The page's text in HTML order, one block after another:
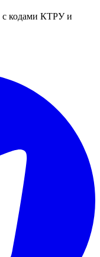
с кодами КТРУ и